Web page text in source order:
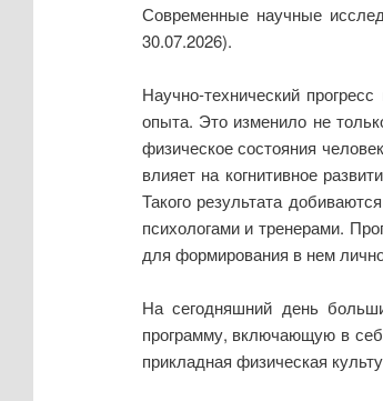
Современные научные
30.07.2026).
Научно-технический
опыта. Это изменило не
физическое состояния
влияет на когнитивное
Такого результата
психологами и тренерами.
для формирования в нем
На сегодняшний день
программу, включающую в
прикладная физическая